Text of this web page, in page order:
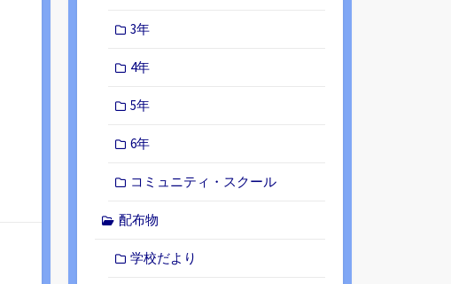
3年
4年
5年
6年
コミュニティ・スクール
配布物
学校だより